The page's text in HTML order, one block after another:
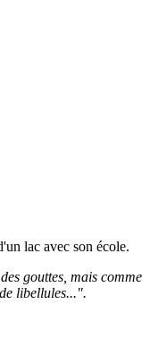
lac avec son école.
gouttes, mais comme
libellules...".